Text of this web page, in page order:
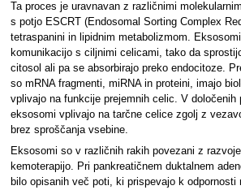
Ta proces je uravnavan z različnimi
s potjo ESCRT (Endosomal Sorting Complex
tetraspanini in lipidnim metabolizmom.
komunikacijo s ciljnimi celicami, tako da
citosol ali pa se absorbirajo preko endocitoze.
so mRNA fragmenti, miRNA in proteini, imajo
vplivajo na funkcije prejemnih celic. V določenih
eksosomi vplivajo na tarčne celice zgolj z
brez sproščanja vsebine.
Eksosomi so v različnih rakih povezani z
kemoterapijo. Pri pankreatičnem duktalnem
bilo opisanih več poti, ki prispevajo k odpornosti